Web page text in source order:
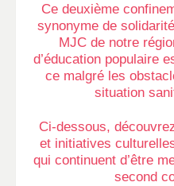
Ce deuxième
synonyme de
MJC de notre
d’éducation populaire
ce malgré les
situation
Ci-dessous,
et initiatives
qui continuent d’être
second